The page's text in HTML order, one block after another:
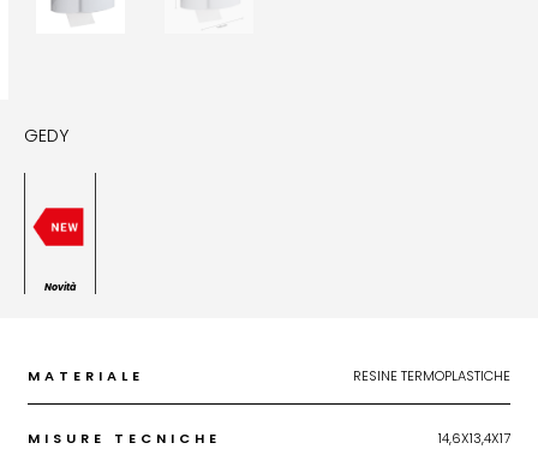
GEDY
Novità
MATERIALE RESINE TERMOPLASTICHE
MISURE TECNICHE 14,6X13,4X17